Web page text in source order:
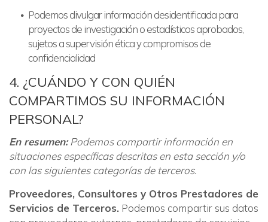
Podemos divulgar información desidentificada para
proyectos de investigación o estadísticos aprobados,
sujetos a supervisión ética y compromisos de
confidencialidad
4. ¿CUÁNDO Y CON QUIÉN
COMPARTIMOS SU INFORMACIÓN
PERSONAL?
En resumen:Podemos compartir información en
situaciones específicas descritas en esta sección y/o
con las siguientes categorías de terceros.
Proveedores, Consultores y Otros Prestadores de
Servicios de Terceros. Podemos compartir sus datos